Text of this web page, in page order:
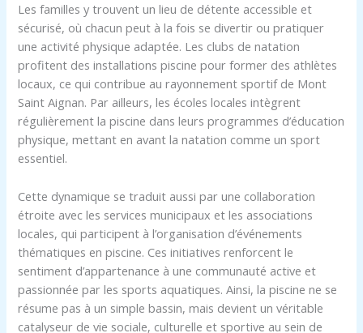
Les familles y trouvent un lieu de détente accessible et
sécurisé, où chacun peut à la fois se divertir ou pratiquer
une activité physique adaptée. Les clubs de natation
profitent des installations piscine pour former des athlètes
locaux, ce qui contribue au rayonnement sportif de Mont
Saint Aignan. Par ailleurs, les écoles locales intègrent
régulièrement la piscine dans leurs programmes d’éducation
physique, mettant en avant la natation comme un sport
essentiel.
Cette dynamique se traduit aussi par une collaboration
étroite avec les services municipaux et les associations
locales, qui participent à l’organisation d’événements
thématiques en piscine. Ces initiatives renforcent le
sentiment d’appartenance à une communauté active et
passionnée par les sports aquatiques. Ainsi, la piscine ne se
résume pas à un simple bassin, mais devient un véritable
catalyseur de vie sociale, culturelle et sportive au sein de